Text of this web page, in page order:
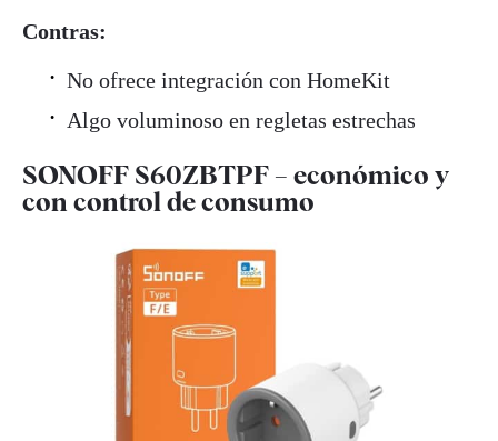
Contras:
No ofrece integración con HomeKit
Algo voluminoso en regletas estrechas
SONOFF S60ZBTPF – económico y
con control de consumo